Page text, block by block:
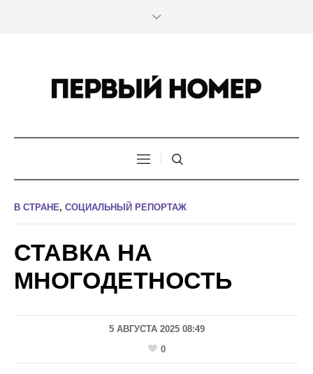
В СТРАНЕ, СОЦИАЛЬНЫЙ РЕПОРТАЖ
СТАВКА НА
МНОГОДЕТНОСТЬ
5 АВГУСТА 2025 08:49
0